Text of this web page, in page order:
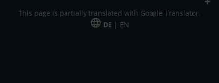
This page is partially translated with Google Translator.
DE | EN